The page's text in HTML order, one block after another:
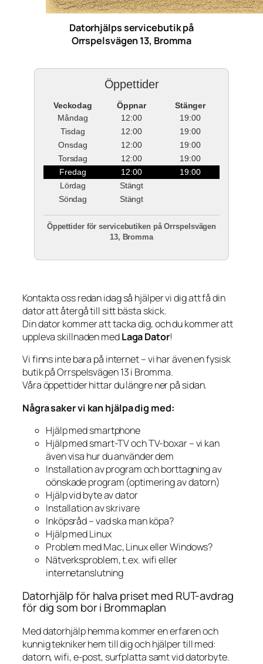
Datorhjälps servicebutik på
Orrspelsvägen 13, Bromma
Öppettider
Veckodag Öppnar
Stänger
Måndag
12:00
19:00
Tisdag
12:00
19:00
Onsdag
12:00
19:00
Torsdag
12:00
19:00
Fredag
12:00
19:00
Lördag
Stängt
Söndag
Stängt
Öppettider för servicebutiken på Orrspelsvägen
13, Bromma
Kontakta oss redan idag så hjälper vi dig att få din
dator att återgå till sitt bästa skick.
Din dator kommer att tacka dig, och du kommer att
uppleva skillnaden medLaga Dator!
Vi finns inte bara på internet – vi har även en fysisk
butik på Orrspelsvägen 13 i Bromma.
Våra öppettider hittar du längre ner på sidan.
Några saker vi kan hjälpa dig med:
Hjälp med smartphone
Hjälp med smart-TV och TV-boxar – vi kan
även visa hur du använder dem
Installation av program och borttagning av
oönskade program (optimering av datorn)
Hjälp vid byte av dator
Installation av skrivare
Inköpsråd – vad ska man köpa?
Hjälp med Linux
Problem med Mac, Linux eller Windows?
Nätverksproblem, t.ex. wifi eller
internetanslutning
Datorhjälp för halva priset med RUT-avdrag
för dig som bor i Brommaplan
Med datorhjälp hemma kommer en erfaren och
kunnig tekniker hem till dig och hjälper till med:
datorn, wifi, e-post, surfplatta samt vid datorbyte.